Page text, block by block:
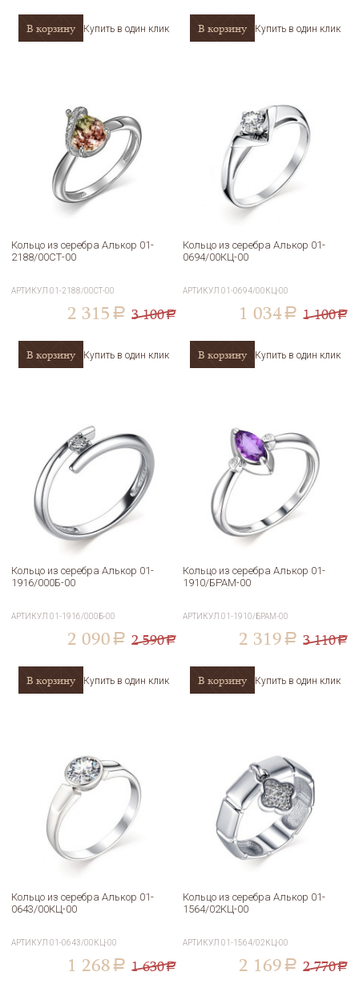
В корзину Купить в один клик В корзину Купить в один клик
Кольцо из серебра Алькор 01-
2188/00СТ-00
АРТИКУЛ01-2188/00СТ-00
2 315 a 3 100a
В корзину Купить в один клик
Кольцо из серебра Алькор 01-
0694/00КЦ-00
АРТИКУЛ01-0694/00КЦ-00
1 034 a 1 100a
В корзину Купить в один клик
Кольцо из серебра Алькор 01-
1916/000Б-00
АРТИКУЛ01-1916/000Б-00
2 090 a 2 590a
В корзину Купить в один клик
Кольцо из серебра Алькор 01-
1910/БРАМ-00
АРТИКУЛ01-1910/БРАМ-00
2 319 a 3 110a
В корзину Купить в один клик
Кольцо из серебра Алькор 01-
0643/00КЦ-00
АРТИКУЛ01-0643/00КЦ-00
1 268 a 1 630a
Кольцо из серебра Алькор 01-
1564/02КЦ-00
АРТИКУЛ01-1564/02КЦ-00
2 169 a 2 770a